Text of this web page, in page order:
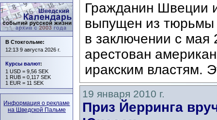
Гражданин Швеции
выпущен из тюрьмы
в заключении с мая
арестован
иракским властям.
19 января 2010 г.
Приз Йерринга
В Стокгольме:
12:13 9 августа 2026 г.
Курсы валют:
1 USD = 9,56 SEK
1 RUB = 0,117 SEK
1 EUR = 11 SEK
Информация о рекламе
на Шведской Пальме